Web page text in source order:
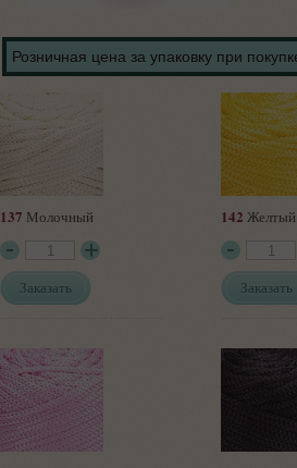
Розничная цена за упаковку при
137 Молочный
Заказать
142 Желтый
Заказать